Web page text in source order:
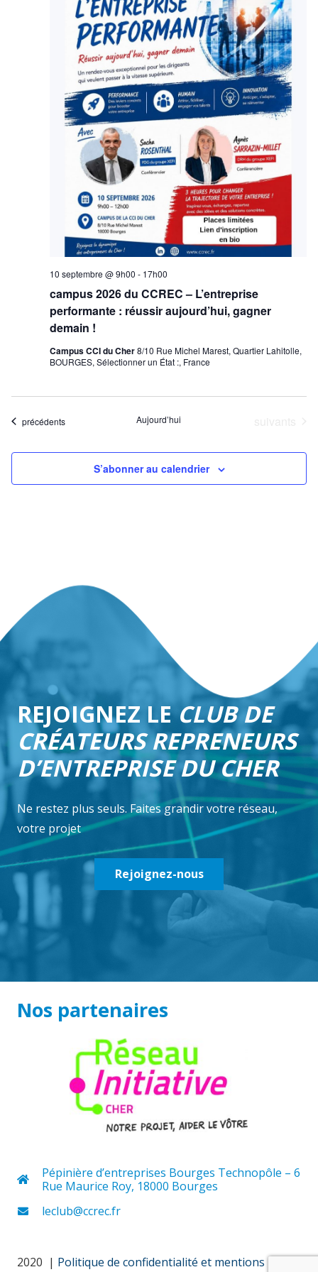
campus 2026 du CCREC – L’entreprise
performante : réussir aujourd’hui, gagner
demain !
10 septembre @ 9h00 - 17h00
Campus CCI du Cher8/10 Rue Michel Marest, Quartier Lahitolle,
BOURGES, Sélectionner un État :, France
Évènements
précédents Aujourd’hui
S’abonner au calendrier
REJOIGNEZ LECLUB DE
CRÉATEURS REPRENEURS
D’ENTREPRISE DU CHER
Ne restez plus seuls. Faites grandir votre réseau,
votre projet
Rejoignez-nous
Nos partenaires
Pépinière d’entreprises Bourges Technopôle – 6
Rue Maurice Roy, 18000 Bourges
leclub@ccrec.fr
2020 | Politique de confidentialité et mentions